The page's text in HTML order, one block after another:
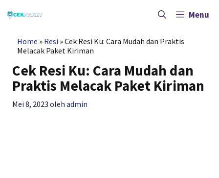
ke
Menu
Home » Resi »Cek Resi Ku: Cara Mudah dan Praktis
Melacak Paket Kiriman
Cek Resi Ku: Cara Mudah dan
Praktis Melacak Paket Kiriman
Mei 8, 2023 olehadmin